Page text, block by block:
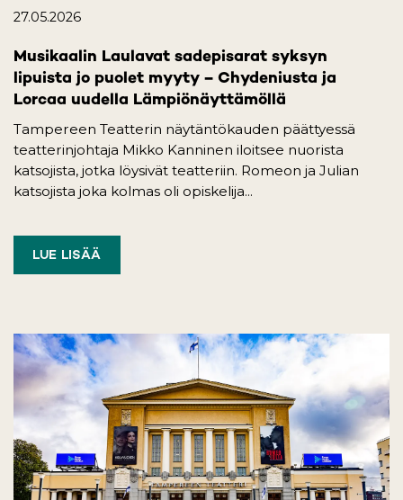
27.05.2026
Musikaalin Laulavat sadepisarat syksyn
lipuista jo puolet myyty – Chydeniusta ja
Lorcaa uudella Lämpiönäyttämöllä
Tampereen Teatterin näytäntökauden päättyessä
teatterinjohtaja Mikko Kanninen iloitsee nuorista
katsojista, jotka löysivät teatteriin. Romeon ja Julian
katsojista joka kolmas oli opiskelija...
LUE LISÄÄ